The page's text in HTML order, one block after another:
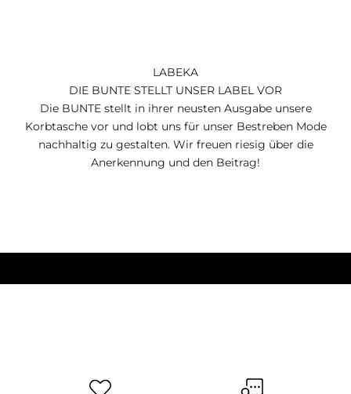
LABEKA
DIE BUNTE STELLT UNSER LABEL VOR
Die BUNTE stellt in ihrer neusten Ausgabe unsere
Korbtasche vor und lobt uns für unser Bestreben Mode
nachhaltig zu gestalten. Wir freuen riesig über die
Anerkennung und den Beitrag!